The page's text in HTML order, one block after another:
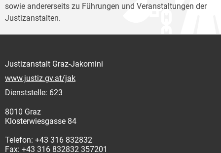
sowie andererseits zu Führungen und Veranstaltungen der
Justizanstalten.
Justizanstalt Graz-Jakomini
www.justiz.gv.at/jak
Dienststelle: 623
8010 Graz
Klosterwiesgasse 84
Telefon: +43 316 832832
Fax: +43 316 832832 357201